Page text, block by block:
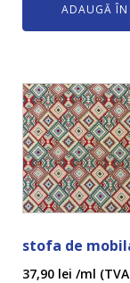
ADAUGĂ ÎN
stofa de
37,90 lei /ml